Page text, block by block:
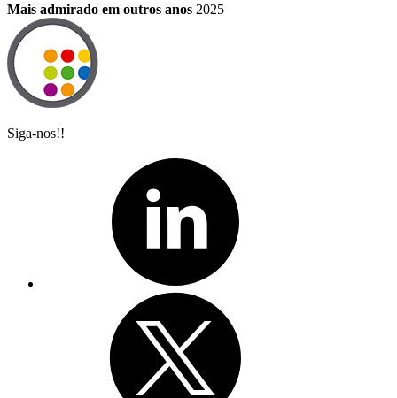
Mais admirado em outros anos 2025
Siga-nos!!